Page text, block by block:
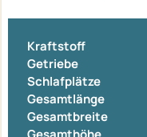
Kraftstoff
Getriebe
Schlafplätze
Gesamtlänge
Gesamtbreite